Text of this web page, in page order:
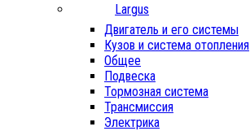
Largus
Двигатель и его системы
Кузов и система отопления
Общее
Подвеска
Тормозная система
Трансмиссия
Электрика